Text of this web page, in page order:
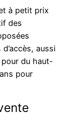
à petit prix
des
aussi
pour du haut-
pour